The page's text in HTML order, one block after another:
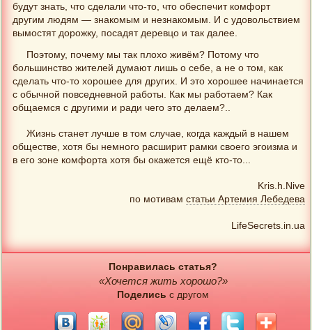
будут знать, что сделали что-то, что обеспечит комфорт
другим людям — знакомым и незнакомым. И с удовольствием
вымостят дорожку, посадят деревцо и так далее.
Поэтому, почему мы так плохо живём? Потому что
большинство жителей думают лишь о себе, а не о том, как
сделать что-то хорошее для других. И это хорошее начинается
с обычной повседневной работы. Как мы работаем? Как
общаемся с другими и ради чего это делаем?..
Жизнь станет лучше в том случае, когда каждый в нашем
обществе, хотя бы немного расширит рамки своего эгоизма и
в его зоне комфорта хотя бы окажется ещё кто-то...
Kris.h.Nive
по мотивам статьи Артемия Лебедева
LifeSecrets.in.ua
Понравилась статья?
«Хочется жить хорошо?»
Поделись с другом